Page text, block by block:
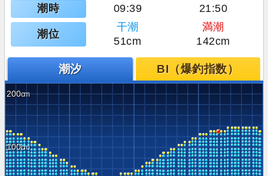
潮時 09:39 21:50
潮位
干潮
満潮
51cm
142cm
潮汐 BI（爆釣指数）
200
100